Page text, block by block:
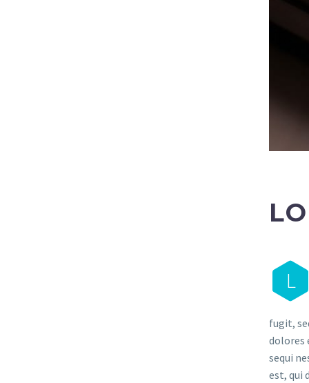
L
fugit,
dolores
sequi
est, qui